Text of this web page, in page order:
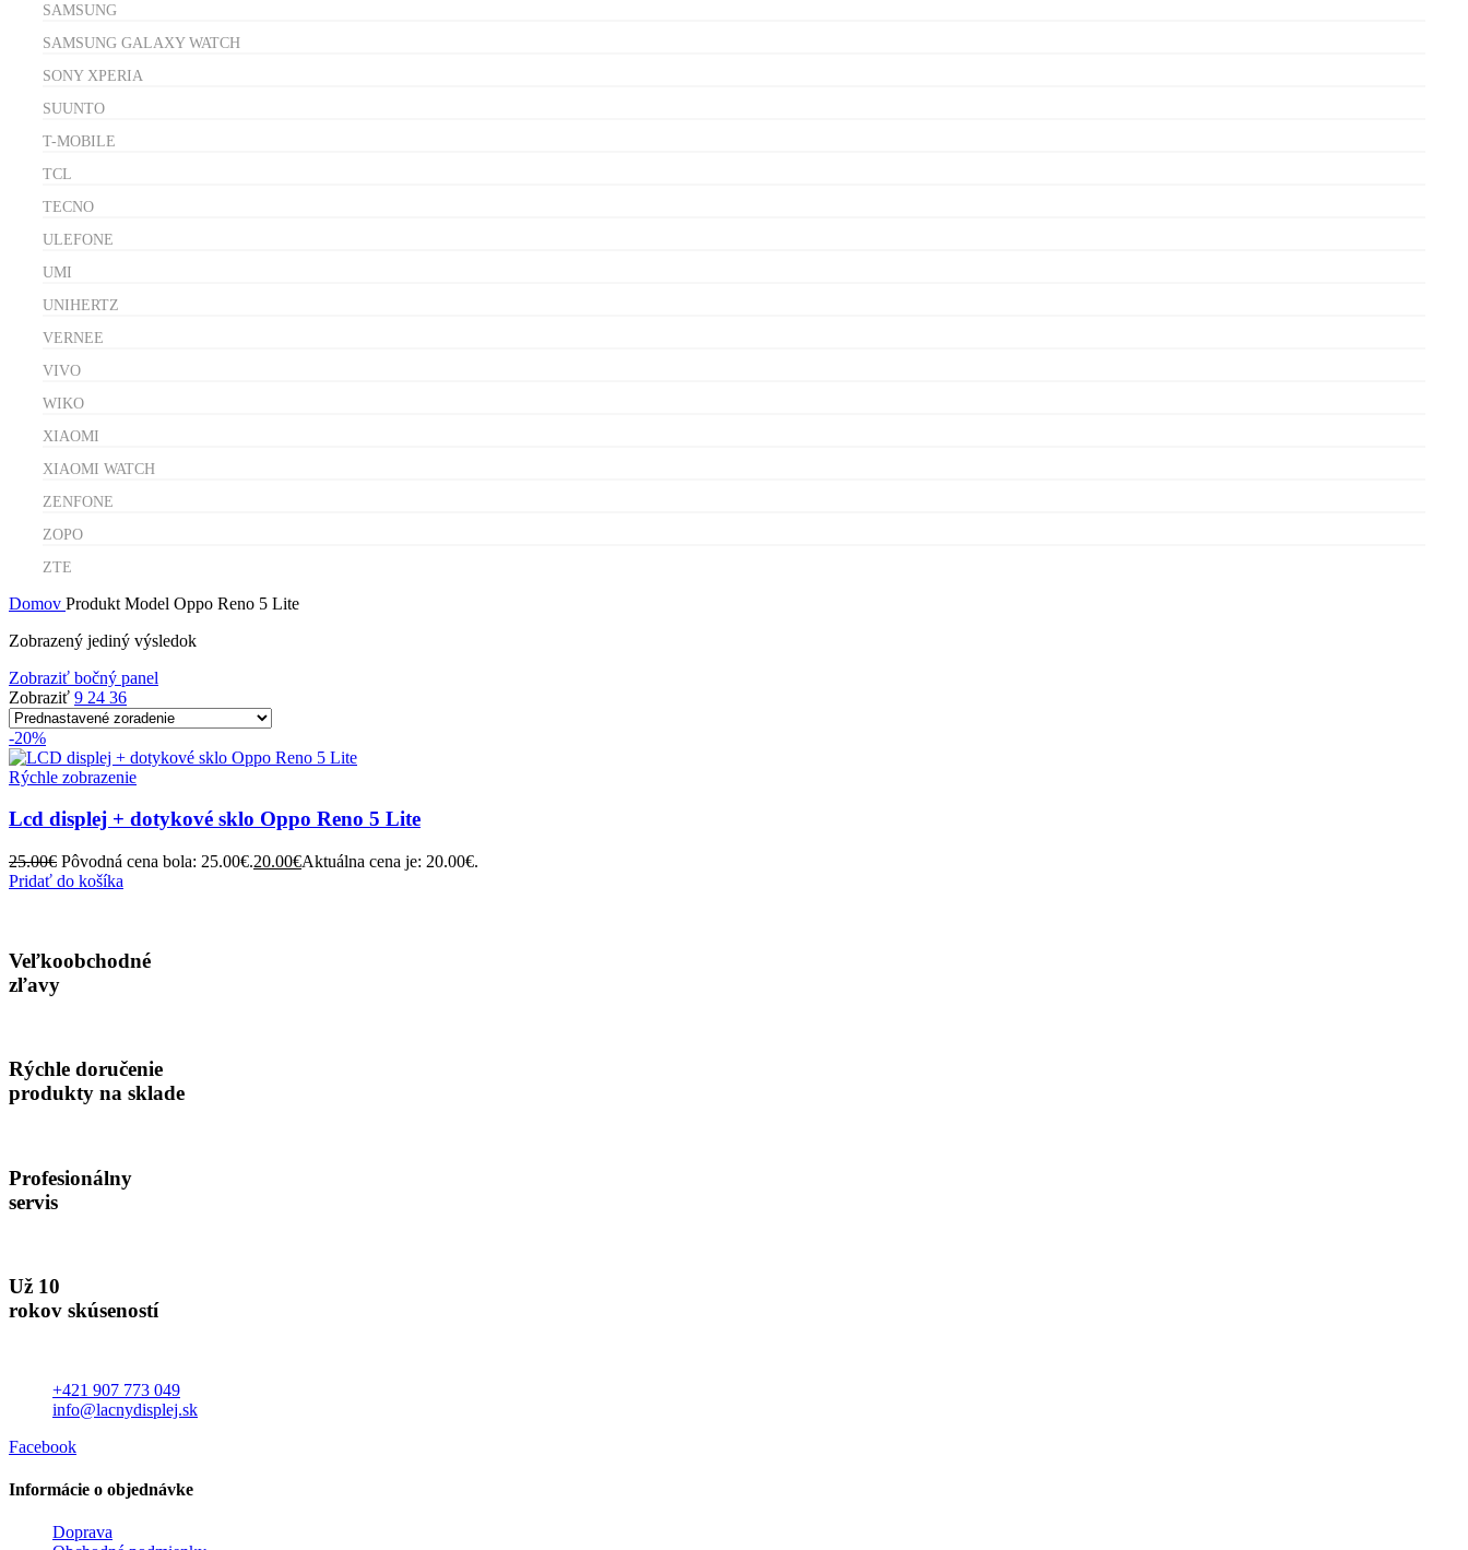
SAMSUNG
SAMSUNG GALAXY WATCH
SONY XPERIA
SUUNTO
T-MOBILE
TCL
TECNO
ULEFONE
UMI
UNIHERTZ
VERNEE
VIVO
WIKO
XIAOMI
XIAOMI WATCH
ZENFONE
ZOPO
ZTE
Domov Produkt Model Oppo Reno 5 Lite
Zobrazený jediný výsledok
Zobraziť bočný panel
Zobraziť 9 24 36
-20%
Rýchle zobrazenie
Lcd displej + dotykové sklo Oppo Reno 5 Lite
25.00€ Pôvodná cena bola: 25.00€.20.00€Aktuálna cena je: 20.00€.
Pridať do košíka
Veľkoobchodné
zľavy
Rýchle doručenie
produkty na sklade
Profesionálny
servis
Už 10
rokov skúseností
+421 907 773 049
info@lacnydisplej.sk
Facebook
Informácie o objednávke
Doprava